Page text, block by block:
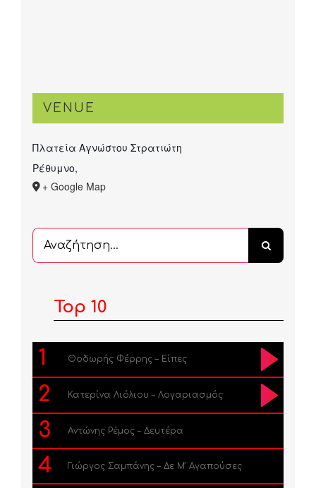
VENUE
Πλατεία Αγνώστου Στρατιώτη
Ρέθυμνο,
+ Google Map
Αναζήτηση
...
Top 10
1 Θοδωρής Φέρρης – Είπες
2 Κατερίνα Λιόλιου – Λογαριασμός
3 Αντώνης Ρέμος – Δευτέρα
4 Γιώργος Σαμπάνης – Δε Μ’ Αγαπούσες